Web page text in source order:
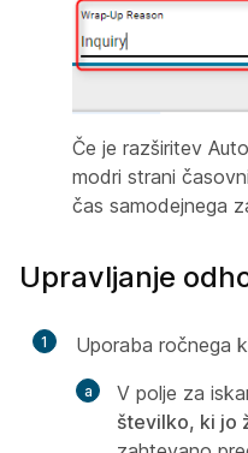
Če je razširitev
modri strani
čas samodejnega
Upravljanje
1
Uporaba ročnega
V polje za
številko, ki jo